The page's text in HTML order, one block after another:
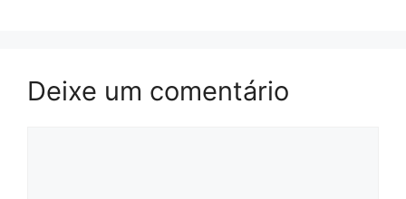
Deixe um comentário